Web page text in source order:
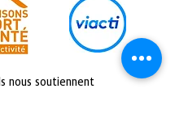
Ils nous soutiennent